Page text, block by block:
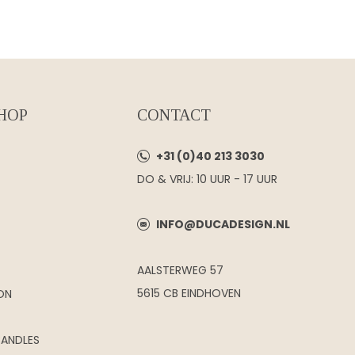
CONTACT
+31 (0)40 213 3030
DO & VRIJ: 10 UUR - 17 UUR
INFO@DUCADESIGN.NL
AALSTERWEG 57
5615 CB EINDHOVEN